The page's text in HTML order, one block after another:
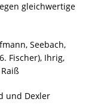
gleichwertige
Seebach,
Fischer), Ihrig,
und Dexler